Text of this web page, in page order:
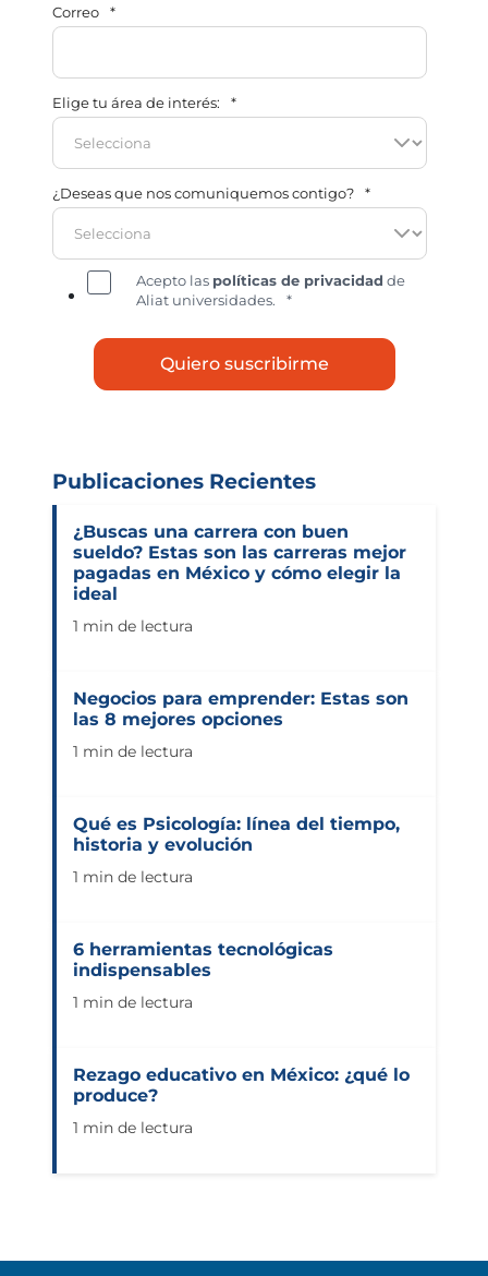
Correo *
Elige tu área de interés: *
¿Deseas que nos comuniquemos contigo? *
Acepto las políticas de privacidad de
Aliat universidades.
*
Publicaciones Recientes
¿Buscas una carrera con buen
sueldo? Estas son las carreras mejor
pagadas en México y cómo elegir la
ideal
1 min de lectura
Negocios para emprender: Estas son
las 8 mejores opciones
1 min de lectura
Qué es Psicología: línea del tiempo,
historia y evolución
1 min de lectura
6 herramientas tecnológicas
indispensables
1 min de lectura
Rezago educativo en México: ¿qué lo
produce?
1 min de lectura